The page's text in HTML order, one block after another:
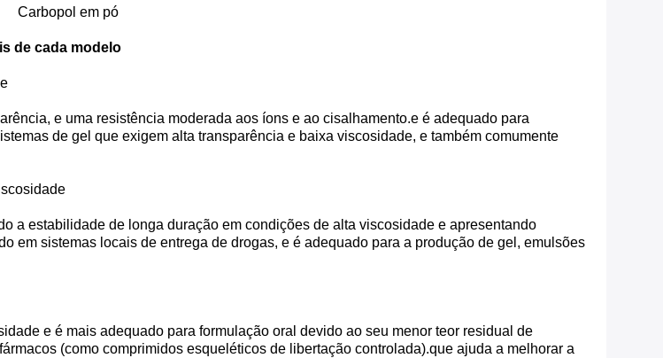
Carbopol em pó
de cada modelo
e uma resistência moderada aos íons e ao cisalhamento.e é adequado para
de gel que exigem alta transparência e baixa viscosidade, e também comumente
a estabilidade de longa duração em condições de alta viscosidade e apresentando
em sistemas locais de entrega de drogas, e é adequado para a produção de gel, emulsões
e é mais adequado para formulação oral devido ao seu menor teor residual de
(como comprimidos esqueléticos de libertação controlada).que ajuda a melhorar a